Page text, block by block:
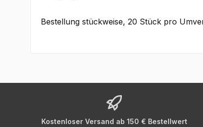
Bestellung stückweise, 20 Stück pro
Kostenloser Versand ab 150 € Bestellwert